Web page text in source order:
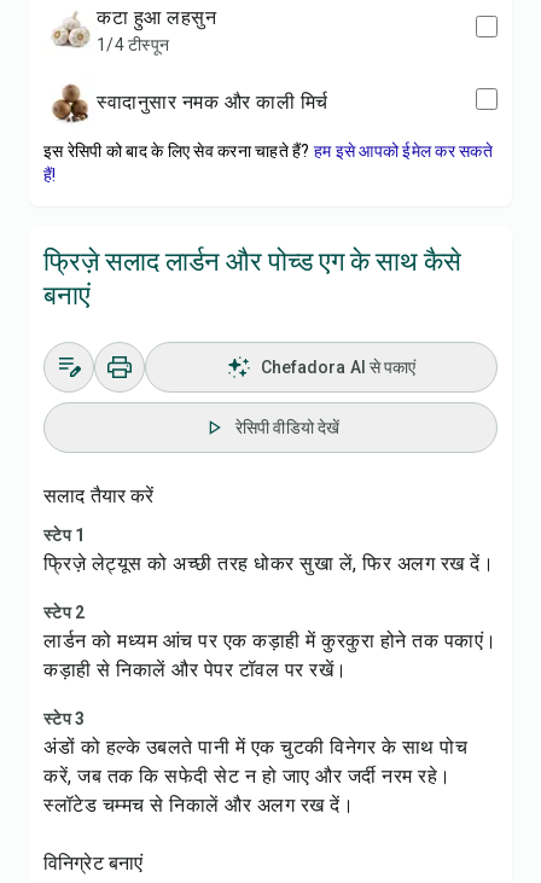
कटा हुआ लहसुन
1/4 टीस्पून
स्वादानुसार नमक और काली मिर्च
इस रेसिपी को बाद के लिए सेव करना चाहते हैं? हम इसे आपको ईमेल कर सकते
हैं!
फ्रिज़े सलाद लार्डन और पोच्ड एग के साथ कैसे
बनाएं
Chefadora AI से पकाएं
रेसिपी वीडियो देखें
सलाद तैयार करें
स्टेप 1
फ्रिज़े लेट्यूस को अच्छी तरह धोकर सुखा लें, फिर अलग रख दें।
स्टेप 2
लार्डन को मध्यम आंच पर एक कड़ाही में कुरकुरा होने तक पकाएं।
कड़ाही से निकालें और पेपर टॉवल पर रखें।
स्टेप 3
अंडों को हल्के उबलते पानी में एक चुटकी विनेगर के साथ पोच
करें, जब तक कि सफेदी सेट न हो जाए और जर्दी नरम रहे।
स्लॉटेड चम्मच से निकालें और अलग रख दें।
विनिग्रेट बनाएं